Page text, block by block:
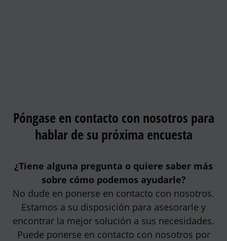
Póngase en contacto con nosotros para
hablar de su próxima encuesta
¿Tiene alguna pregunta o quiere saber más
sobre cómo podemos ayudarle?
No dude en ponerse en contacto con nosotros.
Estamos a su disposición para asesorarle y
encontrar la mejor solución a sus necesidades.
Puede ponerse en contacto con nosotros por